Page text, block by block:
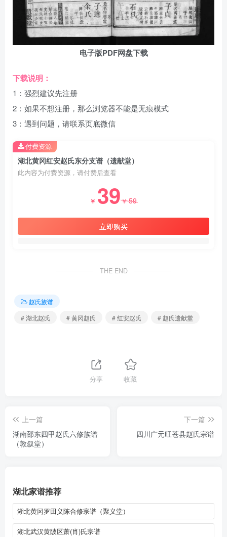
电子版PDF网盘下载
下载说明：
1：强烈建议先注册
2：如果不想注册，那么浏览器不能是无痕模式
3：遇到问题，请联系页底微信
湖北黄冈红安赵氏东分支谱（遗献堂）
此内容为付费资源，请付费后查看
￥ 39￥59
立即购买
付费资源
THE END
赵氏族谱
# 湖北赵氏
# 黄冈赵氏 # 红安赵氏 # 赵氏遗献堂
分享 收藏
上一篇
湖南邵东四甲赵氏六修族谱
（敦叙堂）
下一篇
四川广元旺苍县赵氏宗谱
湖北家谱推荐
湖北黄冈罗田义陈合修宗谱（聚义堂）
湖北武汉黄陂区萧(肖)氏宗谱